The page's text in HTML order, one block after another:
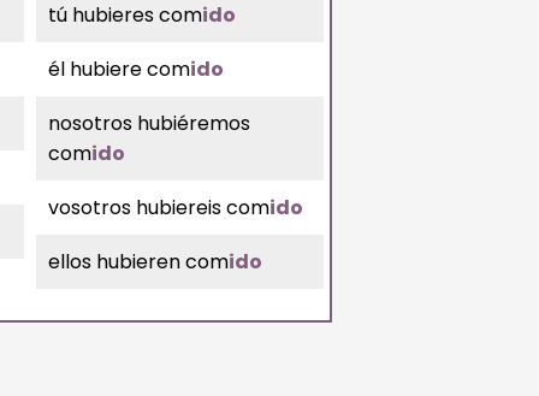
tú hubieres comido
él hubiere comido
nosotros hubiéremos
comido
vosotros hubiereis comido
ellos hubieren comido